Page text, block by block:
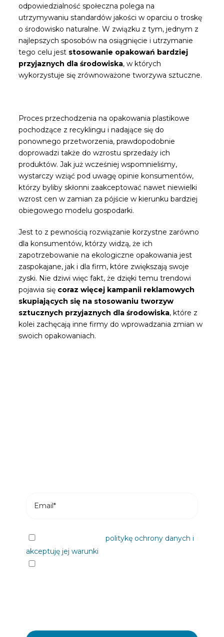
odpowiedzialność społeczna polega na
utrzymywaniu standardów jakości w oparciu o troskę
o środowisko naturalne. W związku z tym, jednym z
najlepszych sposobów na osiągnięcie i utrzymanie
tego celu jest stosowanie opakowań bardziej
przyjaznych dla środowiska, w których
wykorzystuje się zrównoważone tworzywa sztuczne.
Proces przechodzenia na opakowania plastikowe
pochodzące z recyklingu i nadające się do
ponownego przetworzenia, prawdopodobnie
doprowadzi także do wzrostu sprzedaży ich
produktów. Jak już wcześniej wspomnieliśmy,
wystarczy wziąć pod uwagę opinie konsumentów,
którzy byliby skłonni zaakceptować nawet niewielki
wzrost cen w zamian za pójście w kierunku bardziej
obiegowego modelu gospodarki.
Jest to z pewnością rozwiązanie korzystne zarówno
dla konsumentów, którzy widzą, że ich
zapotrzebowanie na ekologiczne opakowania jest
zaspokajane, jak i dla firm, które zwiększają swoje
zyski. Nie dziwi więc fakt, że dzięki temu trendowi
pojawia się coraz więcej kampanii reklamowych
skupiających się na stosowaniu tworzyw
sztucznych przyjaznych dla środowiska, które z
kolei zachęcają inne firmy do wprowadzania zmian w
swoich opakowaniach.
Przeczytałem/ampolitykę ochrony danych i
akceptuję jej warunki